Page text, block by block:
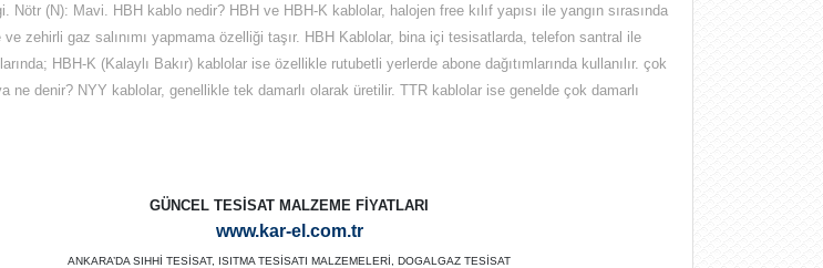
Nötr (N): Mavi. HBH kablo nedir? HBH ve HBH-K kablolar, halojen free kılıf yapısı ile yangın sırasında
zehirli gaz salınımı yapmama özelliği taşır. HBH Kablolar, bina içi tesisatlarda, telefon santral ile
HBH-K (Kalaylı Bakır) kablolar ise özellikle rutubetli yerlerde abone dağıtımlarında kullanılır. çok
ne denir? NYY kablolar, genellikle tek damarlı olarak üretilir. TTR kablolar ise genelde çok damarlı
GÜNCEL TESİSAT MALZEME FİYATLARI
www.kar-el.com.tr
ANKARA’DA SIHHİ TESİSAT, ISITMA TESİSATI MALZEMELERİ, DOGALGAZ TESİSAT